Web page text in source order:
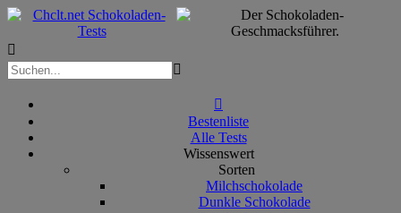



Bestenliste
Alle Tests
Wissenswert
Sorten
Milchschokolade
Dunkle Schokolade